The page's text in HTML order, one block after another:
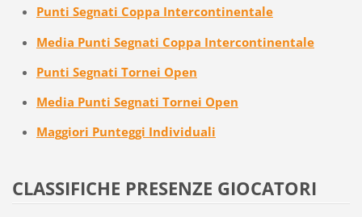
Punti Segnati Coppa Intercontinentale
Media Punti Segnati Coppa Intercontinentale
Punti Segnati Tornei Open
Media Punti Segnati Tornei Open
Maggiori Punteggi Individuali
CLASSIFICHE PRESENZE GIOCATORI